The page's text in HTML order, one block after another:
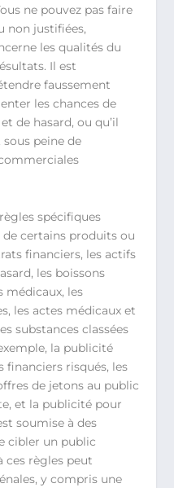
ne pouvez pas faire
non justifiées,
les qualités du
Il est
faussement
les chances de
de hasard, ou qu’il
peine de
spécifiques
certains produits ou
financiers, les actifs
les boissons
médicaux, les
les actes médicaux et
substances classées
la publicité
financiers risqués, les
de jetons au public
et la publicité pour
soumise à des
cibler un public
ces règles peut
y compris une